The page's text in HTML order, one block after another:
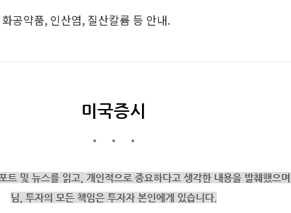
공약품, 인산염, 질산칼륨 등 안내.
미국증시
트 및 뉴스를 읽고, 개인적으로 중요하다고 생각한 내용을 발췌했으며,
님, 투자의 모든 책임은 투자자 본인에게 있습니다.